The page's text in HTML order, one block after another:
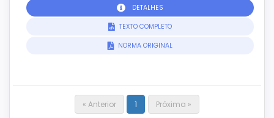
DETALHES
TEXTO COMPLETO
NORMA ORIGINAL
« Anterior 1 Próxima »